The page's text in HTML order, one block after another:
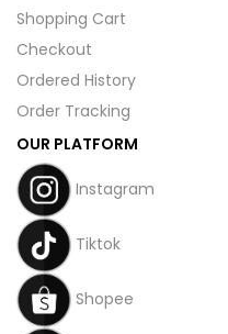
Shopping Cart
Checkout
Ordered History
Order Tracking
OUR PLATFORM
Instagram
Tiktok
Shopee